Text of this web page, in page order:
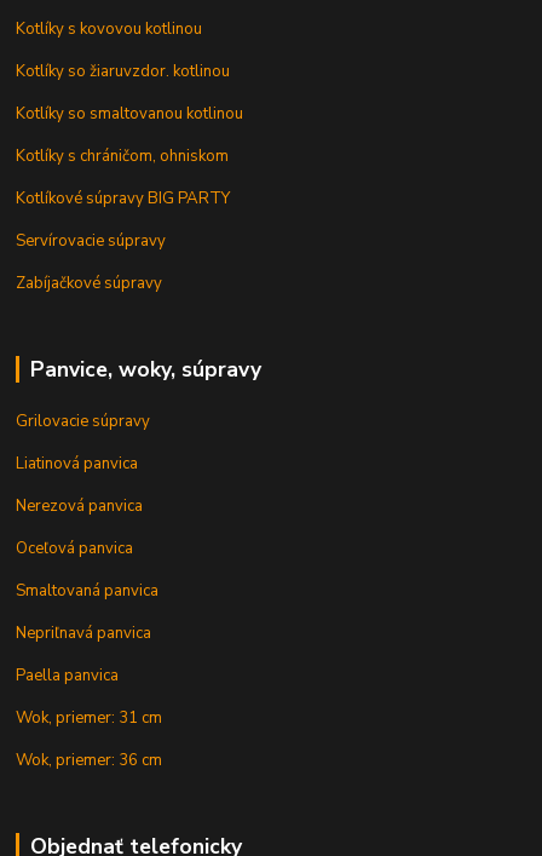
Kotlíky s kovovou kotlinou
Kotlíky so žiaruvzdor. kotlinou
Kotlíky so smaltovanou kotlinou
Kotlíky s chráničom, ohniskom
Kotlíkové súpravy BIG PARTY
Servírovacie súpravy
Zabíjačkové súpravy
Panvice, woky, súpravy
Grilovacie súpravy
Liatinová panvica
Nerezová panvica
Oceľová panvica
Smaltovaná panvica
Nepriľnavá panvica
Paella panvica
Wok, priemer: 31 cm
Wok, priemer: 36 cm
Objednať telefonicky